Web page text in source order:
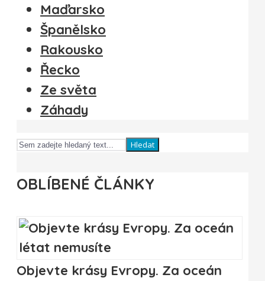
Maďarsko
Španělsko
Rakousko
Řecko
Ze světa
Záhady
Hledat
OBLÍBENÉ ČLÁNKY
Objevte krásy Evropy. Za oceán